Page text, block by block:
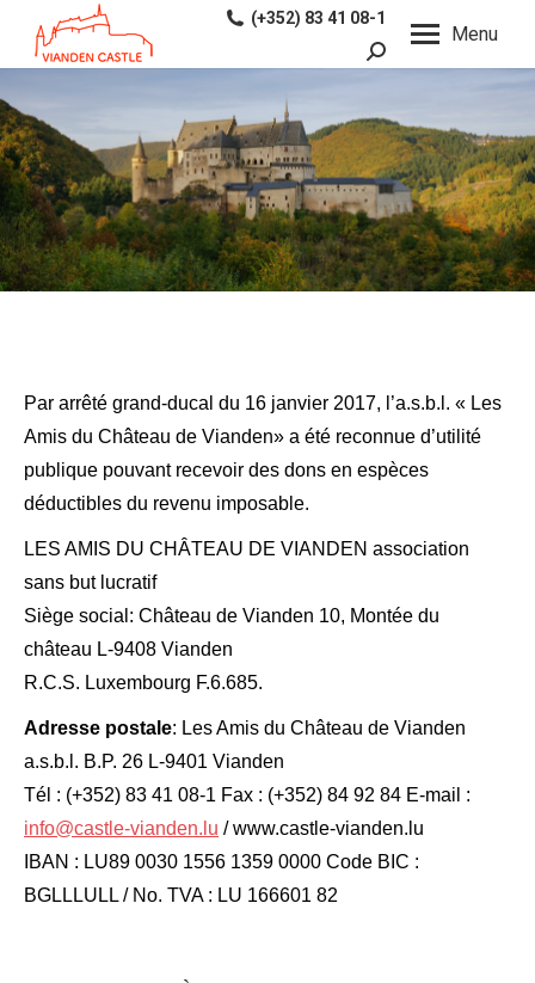
Menu
(+352) 83 41 08-1
Recherche
Par arrêté grand-ducal du 16 janvier 2017, l’a.s.b.l. « Les
Amis du Château de Vianden» a été reconnue d’utilité
publique pouvant recevoir des dons en espèces
déductibles du revenu imposable.
LES AMIS DU CHÂTEAU DE VIANDEN association
sans but lucratif
Siège social: Château de Vianden 10, Montée du
château L-9408 Vianden
R.C.S. Luxembourg F.6.685.
Adresse postale: Les Amis du Château de Vianden
a.s.b.l. B.P. 26 L-9401 Vianden
Tél : (+352) 83 41 08-1 Fax : (+352) 84 92 84 E-mail :
info@castle-vianden.lu / www.castle-vianden.lu
IBAN : LU89 0030 1556 1359 0000 Code BIC :
BGLLLULL / No. TVA : LU 166601 82